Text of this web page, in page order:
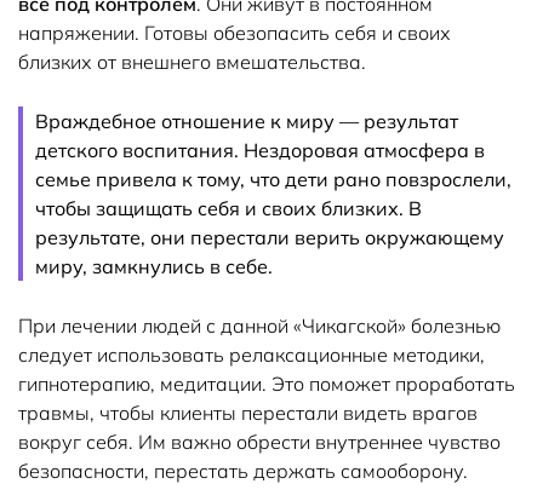
напряжении. Готовы обезопасить себя и своих
близких от внешнего вмешательства.
Враждебное отношение к миру — результат
детского воспитания. Нездоровая атмосфера в
семье привела к тому, что дети рано повзрослели,
чтобы защищать себя и своих близких. В
результате, они перестали верить окружающему
миру, замкнулись в себе.
При лечении людей с данной «Чикагской» болезнью
следует использовать релаксационные методики,
гипнотерапию, медитации. Это поможет проработать
травмы, чтобы клиенты перестали видеть врагов
вокруг себя. Им важно обрести внутреннее чувство
безопасности, перестать держать самооборону.